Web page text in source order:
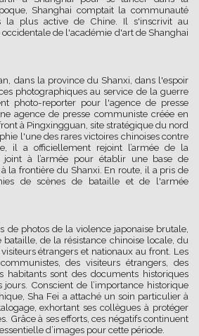
Shanghai comptait la communauté
la plus active de Chine. Il s'inscrivit au
de l'académie d'art de Shanghai
dans la province du Shanxi, dans l'espoir
photographiques au service de la guerre
photo-reporter pour l'agence de presse
agence de presse communiste créée en
à Pingxingguan, site stratégique du nord
l'une des rares victoires chinoises contre
il a officiellement rejoint l’armée de la
joint à l’armée pour établir une base de
la frontière du Shanxi. En route, il a pris de
de scènes de bataille et de l'armée
de photos de la violence japonaise brutale,
de la résistance chinoise locale, du
étrangers et nationaux au front. Les
des visiteurs étrangers, des
habitants sont des documents historiques
Conscient de l’importance historique
Sha Fei a attaché un soin particulier à
exhortant ses collègues à protéger
Grâce à ses efforts, ces négatifs continuent
d’images pour cette période.